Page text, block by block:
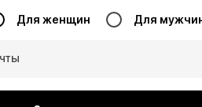
Для женщин Для